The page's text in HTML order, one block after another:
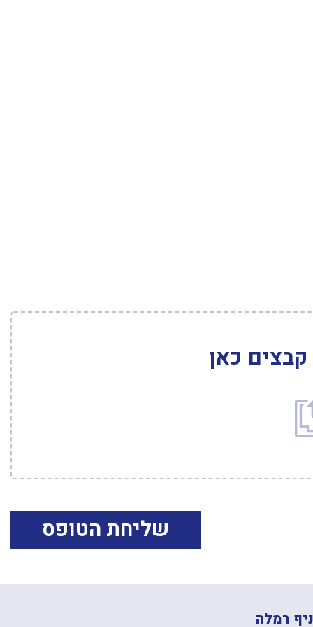
כאן
רמלה